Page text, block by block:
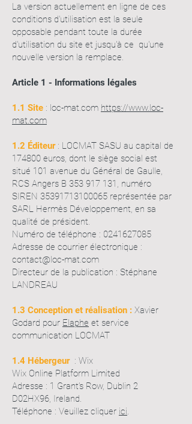
La version actuellement en ligne de ces
conditions d'utilisation est la seule
opposable pendant toute la durée
d'utilisation du site et jusqu'à ce qu'une
nouvelle version la remplace.
Article 1 - Informations légales
1.1 Site : loc-mat.com https://www.loc-
mat.com
1.2 Éditeur : LOCMAT SASU au capital de
174800 euros, dont le siège social est
situé 101 avenue du Général de Gaulle,
RCS Angers B 353 917 131 , numéro
SIREN 35391713100065 représentée par
SARL Hermès Développement, en sa
qualité de président.
Numéro de téléphone : 0241627085
Adresse de courrier électronique :
contact@loc-mat.com
Directeur de la publication : Stéphane
LANDREAU
1.3 Conception et réalisation : Xavier
Godard pour Elaphe et service
communication LOCMAT
1.4 Hébergeur: Wix
Wix Online Platform Limited
Adresse : 1 Grant’s Row, Dublin 2
D02HX96, Ireland.
Téléphone : Veuillez cliquer ici.